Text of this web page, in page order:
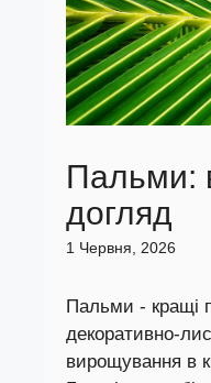
Пальми:
догляд
1 Червня, 2026
Пальми - кращі
декоративно-
вирощування в